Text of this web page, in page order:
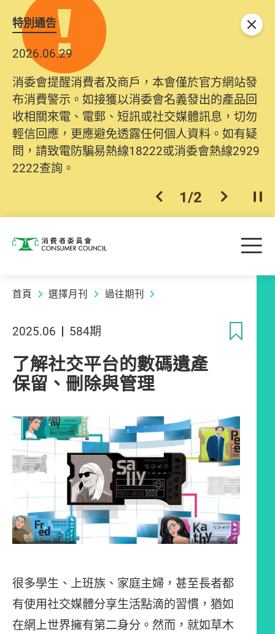
特別通告
2026.06.29
消委會提醒消費者及商戶，本會僅於官方網站發
布消費警示。如接獲以消委會名義發出的產品回
收相關來電、電郵、短訊或社交媒體訊息，切勿
輕信回應，更應避免透露任何個人資料。如有疑
問，請致電防騙易熱線18222或消委會熱線2929
2222查詢。
上一個
1/2 下一個開
關閉
消費者委員會 目
首頁 選擇月刊 過往期刊
2025.06 584期
了解社交平台的數碼遺產
保留、刪除與管理
很多學生、上班族、家庭主婦，甚至長者都
有使用社交媒體分享生活點滴的習慣，猶如
在網上世界擁有第二身分。然而，就如草木